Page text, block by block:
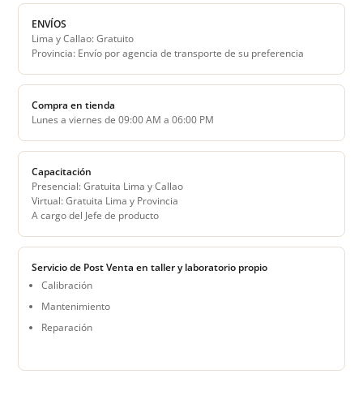
ENVÍOS
Lima y Callao: Gratuito
Provincia: Envío por agencia de transporte de su preferencia
Compra en tienda
Lunes a viernes de 09:00 AM a 06:00 PM
Capacitación
Presencial: Gratuita Lima y Callao
Virtual: Gratuita Lima y Provincia
A cargo del Jefe de producto
Servicio de Post Venta en taller y laboratorio propio
Calibración
Mantenimiento
Reparación